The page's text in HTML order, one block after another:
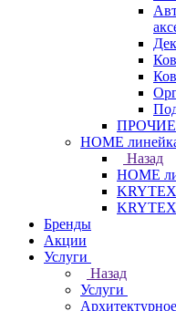
ПРОЧИЕ
HOME
Назад
HOME
Бренды
Акции
Услуги
Назад
Услуги